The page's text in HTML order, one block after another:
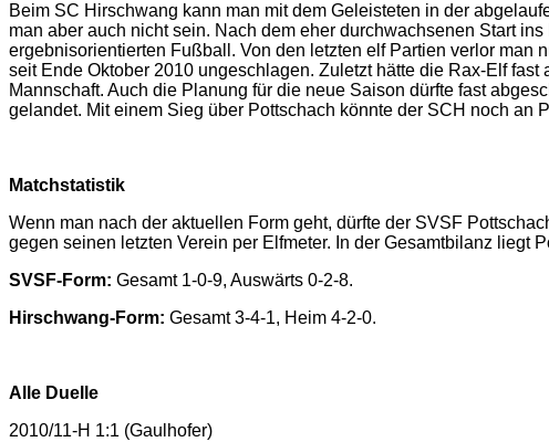
Beim SC Hirschwang kann man mit dem Geleisteten in der
man aber auch nicht sein. Nach dem eher durchwachsenen Start
ergebnisorientierten Fußball. Von den letzten elf Partien verlor
seit Ende Oktober 2010 ungeschlagen. Zuletzt hätte die Rax-Elf
Mannschaft. Auch die Planung für die neue Saison dürfte fast
gelandet. Mit einem Sieg über Pottschach könnte der SCH noch an
Matchstatistik
Wenn man nach der aktuellen Form geht, dürfte der SVSF
gegen seinen letzten Verein per Elfmeter. In der Gesamtbilanz liegt
SVSF-Form: Gesamt 1-0-9, Auswärts 0-2-8.
Hirschwang-Form: Gesamt 3-4-1, Heim 4-2-0.
Alle Duelle
2010/11-H 1:1 (Gaulhofer)